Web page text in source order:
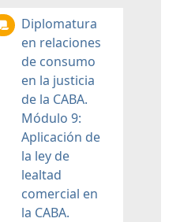
Diplomatura
en relaciones
de consumo
en la justicia
de la CABA.
Módulo 9:
Aplicación de
la ley de
lealtad
comercial en
la CABA.